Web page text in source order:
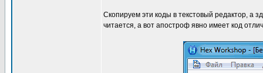
Скопируем эти коды в текстовый редактор, а
читается, а вот апостроф явно имеет код